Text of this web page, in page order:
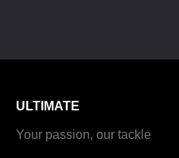
ULTIMATE
Your passion, our tackle